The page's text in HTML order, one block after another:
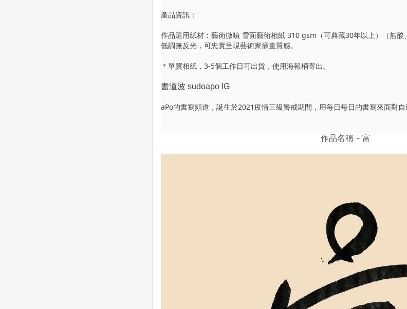
產品資訊：
作品選用紙材：藝術微噴 雪面藝術相紙 310 gsm（可典藏30年以上）（無酸
低調無反光，可忠實呈現藝術家插畫質感。
＊單買相紙，3-5個工作日可出貨，使用海報桶寄出。
書道波 sudoapo IG
aPo的書寫頻道，誕生於2021疫情三級警戒期間，用每日每日的書寫來面對自
作品名稱 - 富